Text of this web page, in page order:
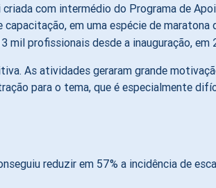
com intermédio do Programa de
em uma espécie de
profissionais desde a inauguração, em
As atividades geraram grande
para o tema, que é especialmente
reduzir em 57% a incidência de